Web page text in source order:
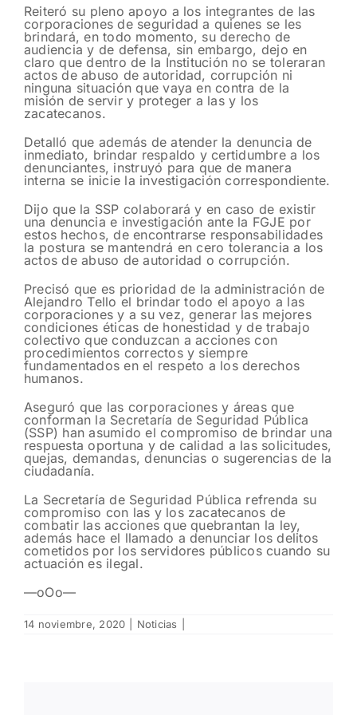
Reiteró su pleno apoyo a los integrantes de las
corporaciones de seguridad a quienes se les
brindará, en todo momento, su derecho de
audiencia y de defensa, sin embargo, dejo en
claro que dentro de la Institución no se toleraran
actos de abuso de autoridad, corrupción ni
ninguna situación que vaya en contra de la
misión de servir y proteger a las y los
zacatecanos.
Detalló que además de atender la denuncia de
inmediato, brindar respaldo y certidumbre a los
denunciantes, instruyó para que de manera
interna se inicie la investigación correspondiente.
Dijo que la SSP colaborará y en caso de existir
una denuncia e investigación ante la FGJE por
estos hechos, de encontrarse responsabilidades
la postura se mantendrá en cero tolerancia a los
actos de abuso de autoridad o corrupción.
Precisó que es prioridad de la administración de
Alejandro Tello el brindar todo el apoyo a las
corporaciones y a su vez, generar las mejores
condiciones éticas de honestidad y de trabajo
colectivo que conduzcan a acciones con
procedimientos correctos y siempre
fundamentados en el respeto a los derechos
humanos.
Aseguró que las corporaciones y áreas que
conforman la Secretaría de Seguridad Pública
(SSP) han asumido el compromiso de brindar una
respuesta oportuna y de calidad a las solicitudes,
quejas, demandas, denuncias o sugerencias de la
ciudadanía.
La Secretaría de Seguridad Pública refrenda su
compromiso con las y los zacatecanos de
combatir las acciones que quebrantan la ley,
además hace el llamado a denunciar los delitos
cometidos por los servidores públicos cuando su
actuación es ilegal.
—oOo—
14 noviembre, 2020 Noticias